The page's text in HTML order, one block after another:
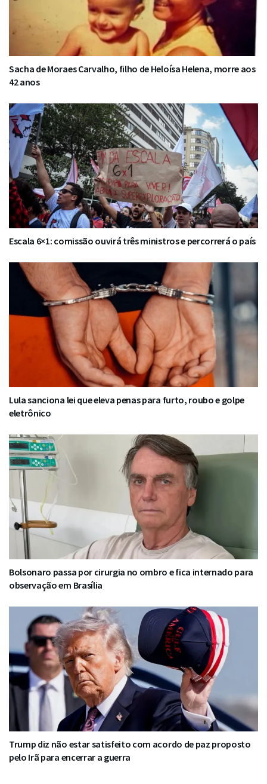
Sacha de Moraes Carvalho, filho de Heloísa Helena, morre aos
42 anos
Escala 6×1: comissão ouvirá três ministros e percorrerá o país
Lula sanciona lei que eleva penas para furto, roubo e golpe
eletrônico
Bolsonaro passa por cirurgia no ombro e fica internado para
observação em Brasília
Trump diz não estar satisfeito com acordo de paz proposto
pelo Irã para encerrar a guerra